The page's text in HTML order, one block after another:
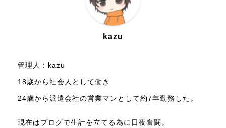
kazu
管理人：kazu
18歳から社会人として働き
24歳から派遣会社の営業マンとして約7年勤務した。
現在はブログで生計を立てる為に日夜奮闘。